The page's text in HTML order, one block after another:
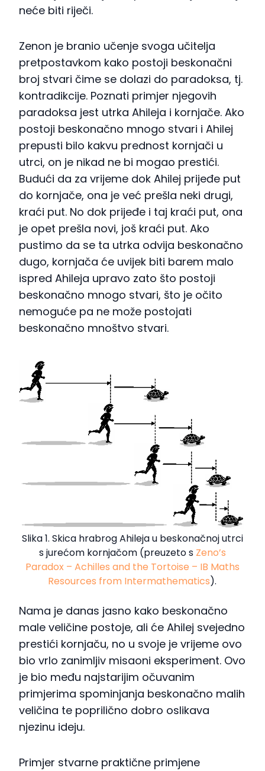
neće biti riječi.
Zenon je branio učenje svoga učitelja
pretpostavkom kako postoji beskonačni
broj stvari čime se dolazi do paradoksa, tj.
kontradikcije. Poznati primjer njegovih
paradoksa jest utrka Ahileja i kornjače. Ako
postoji beskonačno mnogo stvari i Ahilej
prepusti bilo kakvu prednost kornjači u
utrci, on je nikad ne bi mogao prestići.
Budući da za vrijeme dok Ahilej prijeđe put
do kornjače, ona je već prešla neki drugi,
kraći put. No dok prijeđe i taj kraći put, ona
je opet prešla novi, još kraći put. Ako
pustimo da se ta utrka odvija beskonačno
dugo, kornjača će uvijek biti barem malo
ispred Ahileja upravo zato što postoji
beskonačno mnogo stvari, što je očito
nemoguće pa ne može postojati
beskonačno mnoštvo stvari.
Slika 1. Skica hrabrog Ahileja u beskonačnoj utrci
s jurećom kornjačom (preuzeto s Zeno’s
Paradox – Achilles and the Tortoise – IB Maths
Resources from Intermathematics).
Nama je danas jasno kako beskonačno
male veličine postoje, ali će Ahilej svejedno
prestići kornjaču, no u svoje je vrijeme ovo
bio vrlo zanimljiv misaoni eksperiment. Ovo
je bio među najstarijim očuvanim
primjerima spominjanja beskonačno malih
veličina te poprilično dobro oslikava
njezinu ideju.
Primjer stvarne praktične primjene